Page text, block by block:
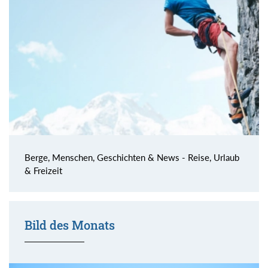
Berge, Menschen, Geschichten & News - Reise, Urlaub
& Freizeit
Bild des Monats